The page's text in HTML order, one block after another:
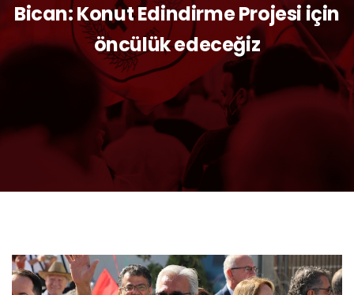
Bican: Konut Edindirme Projesi için
öncülük edeceğiz